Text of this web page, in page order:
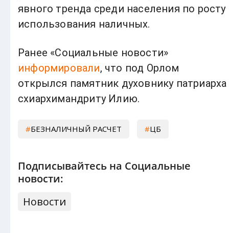
явного тренда среди населения по росту
использования наличных.
Ранее «Социальные новости»
информировали, что под Орлом
открылся памятник духовнику патриарха
схиархимандриту Илию.
БЕЗНАЛИЧНЫЙ РАСЧЕТ ЦБ
Подписывайтесь на Социальные
новости:
Новости